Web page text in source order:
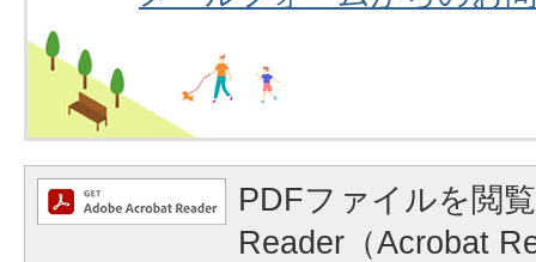
PDFファイルを閲
Reader（Acrobat